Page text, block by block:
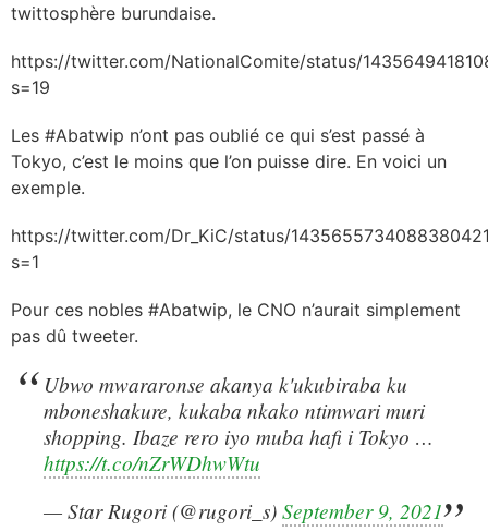
twittosphère burundaise.
https://twitter.com/NationalComite/status/
s=19
Les #Abatwip n’ont pas oublié ce qui s’est passé à
Tokyo, c’est le moins que l’on puisse dire. En voici un
exemple.
https://twitter.com/Dr_KiC/status/
s=1
Pour ces nobles #Abatwip, le CNO n’aurait simplement
pas dû tweeter.
Ubwo mwararonse akanya k'ukubiraba ku
mboneshakure, kukaba nkako ntimwari muri
shopping. Ibaze rero iyo muba hafi i Tokyo …
https://t.co/nZrWDhwWtu
— Star Rugori (@rugori_s)September 9, 2021